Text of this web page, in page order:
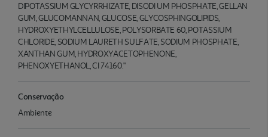
DIPOTASSIUM GLYCYRRHIZATE, DISODI UM PHOSPHATE, GELLAN
GUM, GLUCOMANNAN, GLUCOSE, GLYCOSPHINGOLIPIDS,
HYDROXYETHYLCELLULOSE, POLYSORBATE 60, POTASSIUM
CHLORIDE, SODIUM LAURETH SULFATE, SODIUM PHOSPHATE,
XANTHAN GUM, HYDROXYACETOPHENONE,
PHENOXYETHANOL, CI 74160."
Conservação
Ambiente